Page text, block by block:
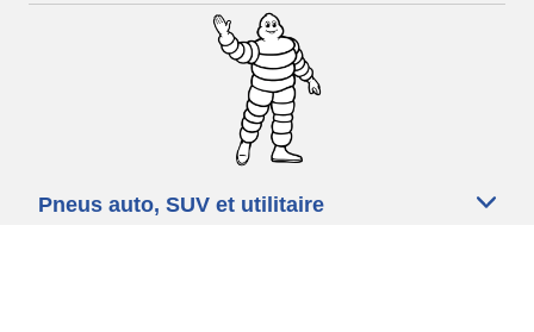
Pneus auto, SUV et utilitaire